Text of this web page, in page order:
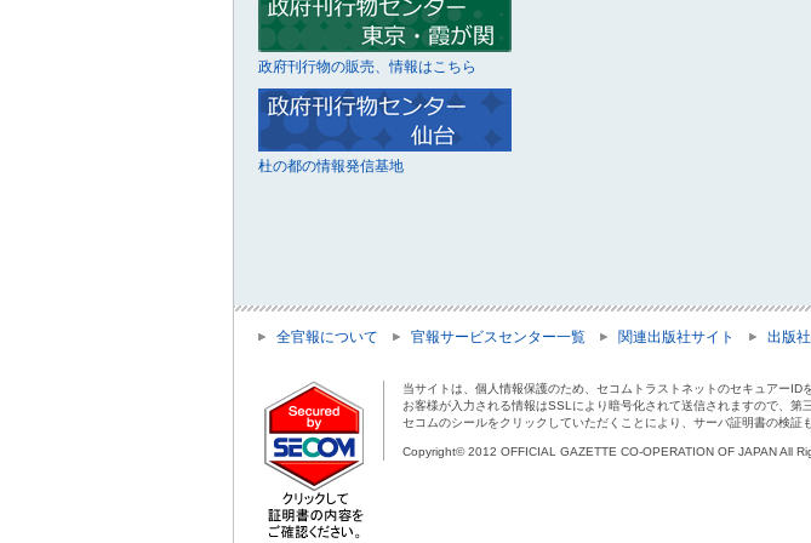
政府刊行物の販売、情報はこちら
杜の都の情報発信基地
全官報について 官報サービスセンター一覧 関連出版社サイト 出版
当サイトは、個人情報保護のため、セコムトラストネットのセキュアーID
お客様が入力される情報はSSLにより暗号化されて送信されますので、第
セコムのシールをクリックしていただくことにより、サーバ証明書の検証
Copyright© 2012 OFFICIAL GAZETTE CO-OPERATION OF JAPAN All